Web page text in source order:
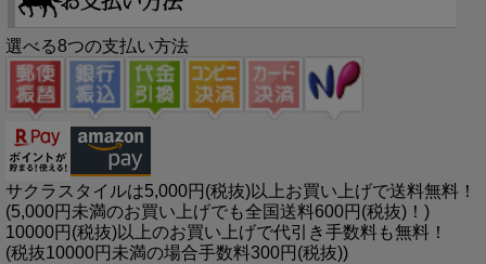
選べる8つの支払い方法
サクラスタイルは5,000円(税抜)以上お買い上げで送料無料！
(5,000円未満のお買い上げでも全国送料600円(税抜)！)
10000円(税抜)以上のお買い上げで代引き手数料も無料！
(税抜10000円未満の場合手数料300円(税抜))